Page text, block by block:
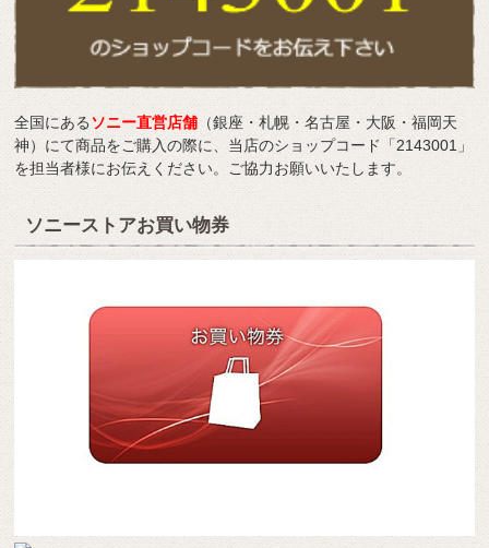
全国にある ソニー直営店舗 （銀座・札幌・名古屋・大阪・福岡天
神）にて商品をご購入の際に、当店のショップコード「2143001」
を担当者様にお伝えください。ご協力お願いいたします。
ソニーストアお買い物券